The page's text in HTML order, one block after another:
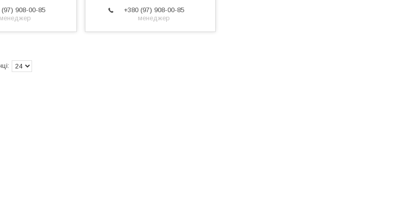
(97) 908-00-85
менеджер
+380 (97) 908-00-85
менеджер